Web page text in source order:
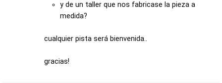
y de un taller que nos fabricase la pieza a
medida?
cualquier pista será bienvenida..
gracias!